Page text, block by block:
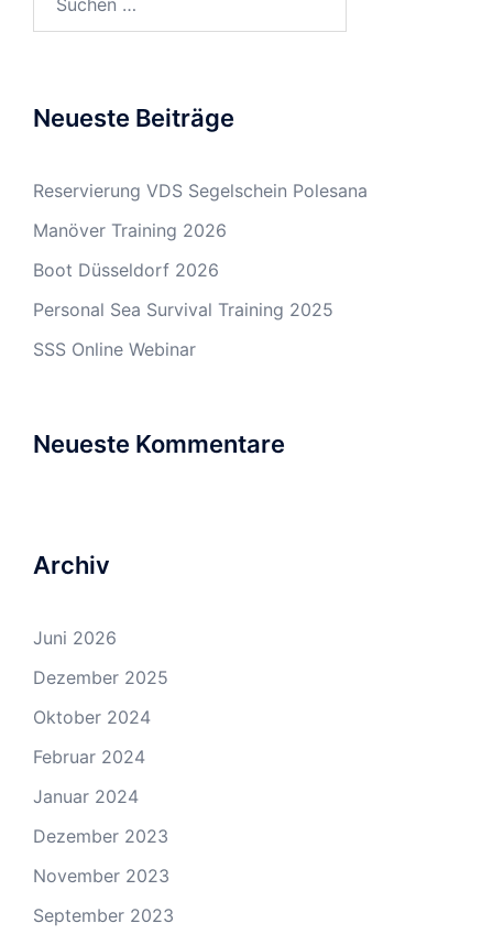
Neueste Beiträge
Reservierung VDS Segelschein Polesana
Manöver Training 2026
Boot Düsseldorf 2026
Personal Sea Survival Training 2025
SSS Online Webinar
Neueste Kommentare
Archiv
Juni 2026
Dezember 2025
Oktober 2024
Februar 2024
Januar 2024
Dezember 2023
November 2023
September 2023